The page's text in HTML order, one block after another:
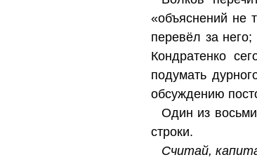
«объяснений не
перевёл за
Кондратенко
подумать
обсуждению
Один из
строки.
Считай,